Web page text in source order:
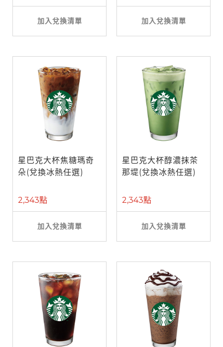
加入兌換清單 加入兌換清單
星巴克大杯焦糖瑪奇
朵(兌換冰熱任選)
2,343點
加入兌換清單
星巴克大杯醇濃抹茶
那堤(兌換冰熱任選)
2,343點
加入兌換清單